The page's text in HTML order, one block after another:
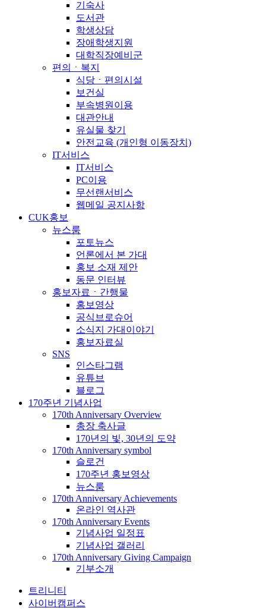
기숙사
도서관
학생상담
장애학생지원
대학직장예비군
편의ㆍ복지
식당ㆍ편의시설
보건실
부속병원이용
대관안내
유실물 찾기
안전교육 (개인형 이동장치)
IT서비스
IT서비스
PC이용
무선랜서비스
웹메일 공지사항
CUK홍보
뉴스룸
포토뉴스
언론에서 본 가대
홍보 소재 제안
동문 인터뷰
홍보자료ㆍ간행물
홍보영상
공식브로슈어
소식지 가대이야기
홍보자료실
SNS
인스타그램
유튜브
블로그
170주년 기념사업
170th Anniversary Overview
총장 축사글
170년의 빛, 30년의 도약
170th Anniversary symbol
슬로건
170주년 홍보영상
뉴스룸
170th Anniversary Achievements
온라인 역사관
170th Anniversary Events
기념사업 일정표
기념사업 갤러리
170th Anniversary Giving Campaign
기부소개
트리니티
사이버캠퍼스